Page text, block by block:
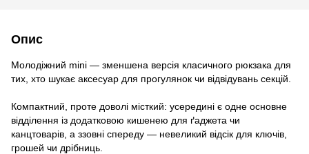
Опис
Молодіжний mini — зменшена версія класичного рюкзака для
тих, хто шукає аксесуар для прогулянок чи відвідувань секцій.
Компактний, проте доволі місткий: усередині є одне основне
відділення із додатковою кишенею для ґаджета чи
канцтоварів, а ззовні спереду — невеликий відсік для ключів,
грошей чи дрібниць.